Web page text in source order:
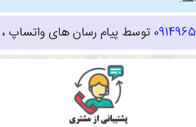
توسط پیام رسان های واتساپ ،